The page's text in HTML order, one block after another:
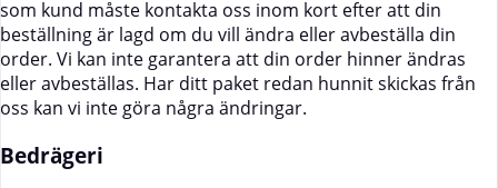
som kund måste kontakta oss inom kort efter att din
beställning är lagd om du vill ändra eller avbeställa din
order. Vi kan inte garantera att din order hinner ändras
eller avbeställas. Har ditt paket redan hunnit skickas från
oss kan vi inte göra några ändringar.
Bedrägeri